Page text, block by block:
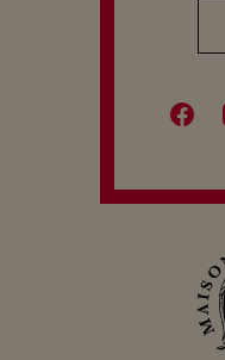
ゾン マム独特のス
RSRV ブラン・ド・
RSRV ブラン・ド・
華やかさが特徴で、
シップの象徴的な存
ラマン（地名の由来
ワールは理想的な気
ャルドネの繊細な味
す。セラーで3年以上
ンのすべてのアロマ
かすかに黄色と緑の